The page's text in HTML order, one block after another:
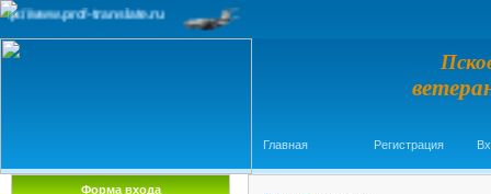
Главная Регистрация
Форма входа